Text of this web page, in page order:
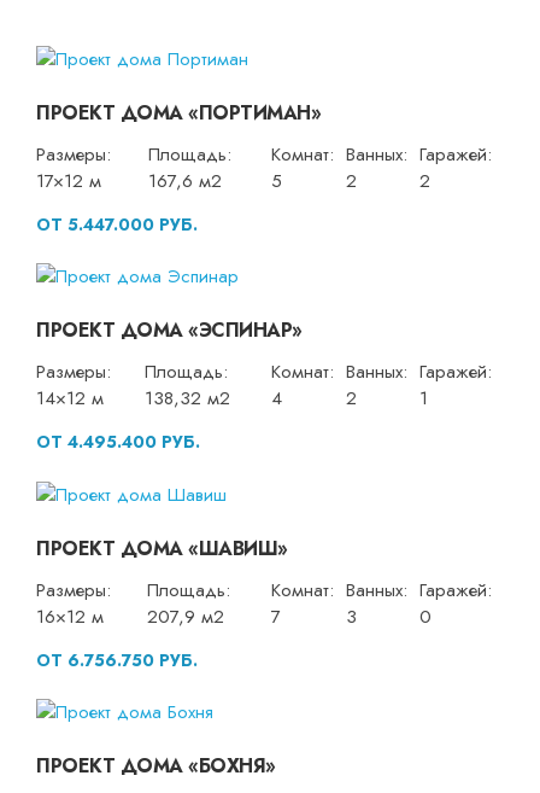
ПРОЕКТ ДОМА «ПОРТИМАН»
Размеры:
17×12 м
Площадь:
167,6 м2
Комнат:
5
Ванных:
2
Гаражей:
2
ОТ 5.447.000 РУБ.
ПРОЕКТ ДОМА «ЭСПИНАР»
Размеры:
14×12 м
Площадь:
138,32 м2
Комнат:
4
Ванных:
2
Гаражей:
1
ОТ 4.495.400 РУБ.
ПРОЕКТ ДОМА «ШАВИШ»
Размеры:
16×12 м
Площадь:
207,9 м2
Комнат:
7
Ванных:
3
Гаражей:
0
ОТ 6.756.750 РУБ.
ПРОЕКТ ДОМА «БОХНЯ»